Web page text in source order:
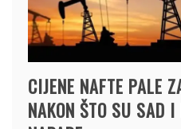
CIJENE NAFTE PALE
NAKON ŠTO SU SAD